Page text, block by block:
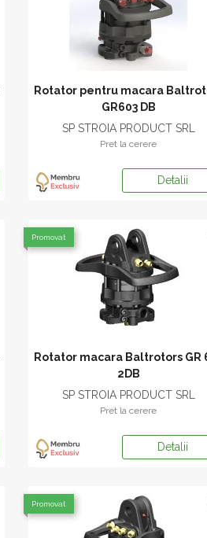
Rotator pentru macara
GR603 DB
SP STROIA PRODUCT SRL
Pret la cerere
Detalii
Rotator macara Baltrotors GR
2DB
SP STROIA PRODUCT SRL
Pret la cerere
Detalii
Promovat
Promovat